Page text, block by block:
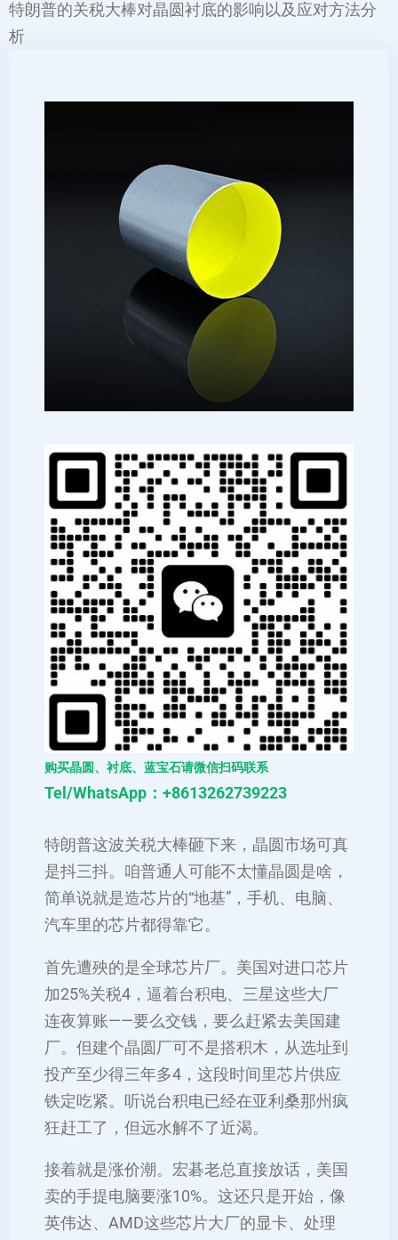
特朗普的关税大棒对晶圆衬底的影响以及应对方法分
析
购买晶圆、衬底、蓝宝石请微信扫码联系
Tel/WhatsApp：+8613262739223
特朗普这波关税大棒砸下来，晶圆市场可真
是抖三抖。咱普通人可能不太懂晶圆是啥，
简单说就是造芯片的“地基”，手机、电脑、
汽车里的芯片都得靠它。
‌首先遭殃的是全球芯片厂‌。美国对进口芯片
加25%关税‌4，逼着台积电、三星这些大厂
连夜算账——要么交钱，要么赶紧去美国建
厂。但建个晶圆厂可不是搭积木，从选址到
投产至少得三年多‌4，这段时间里芯片供应
铁定吃紧。听说台积电已经在亚利桑那州疯
狂赶工了，但远水解不了近渴‌。
‌接着就是涨价潮‌。宏碁老总直接放话，美国
卖的手提电脑要涨10%‌。这还只是开始，像
英伟达、AMD这些芯片大厂的显卡、处理